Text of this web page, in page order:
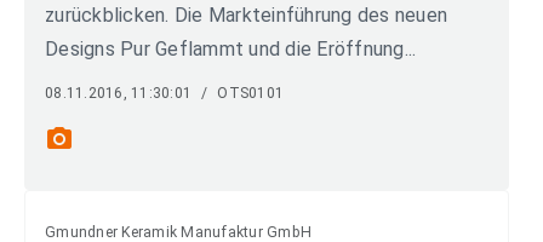
zurückblicken. Die Markteinführung des neuen
Designs Pur Geflammt und die Eröffnung...
08.11.2016, 11:30:01 / OTS0101
photo_camera
Gmundner Keramik Manufaktur GmbH